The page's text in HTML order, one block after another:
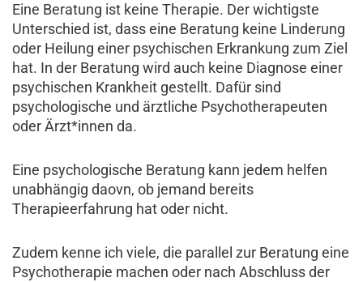
Eine Beratung ist keine Therapie. Der wichtigste
Unterschied ist, dass eine Beratung keine Linderung
oder Heilung einer psychischen Erkrankung zum Ziel
hat. In der Beratung wird auch keine Diagnose einer
psychischen Krankheit gestellt. Dafür sind
psychologische und ärztliche Psychotherapeuten
oder Ärzt*innen da.
Eine psychologische Beratung kann jedem helfen
unabhängig daovn, ob jemand bereits
Therapieerfahrung hat oder nicht.
Zudem kenne ich viele, die parallel zur Beratung eine
Psychotherapie machen oder nach Abschluss der